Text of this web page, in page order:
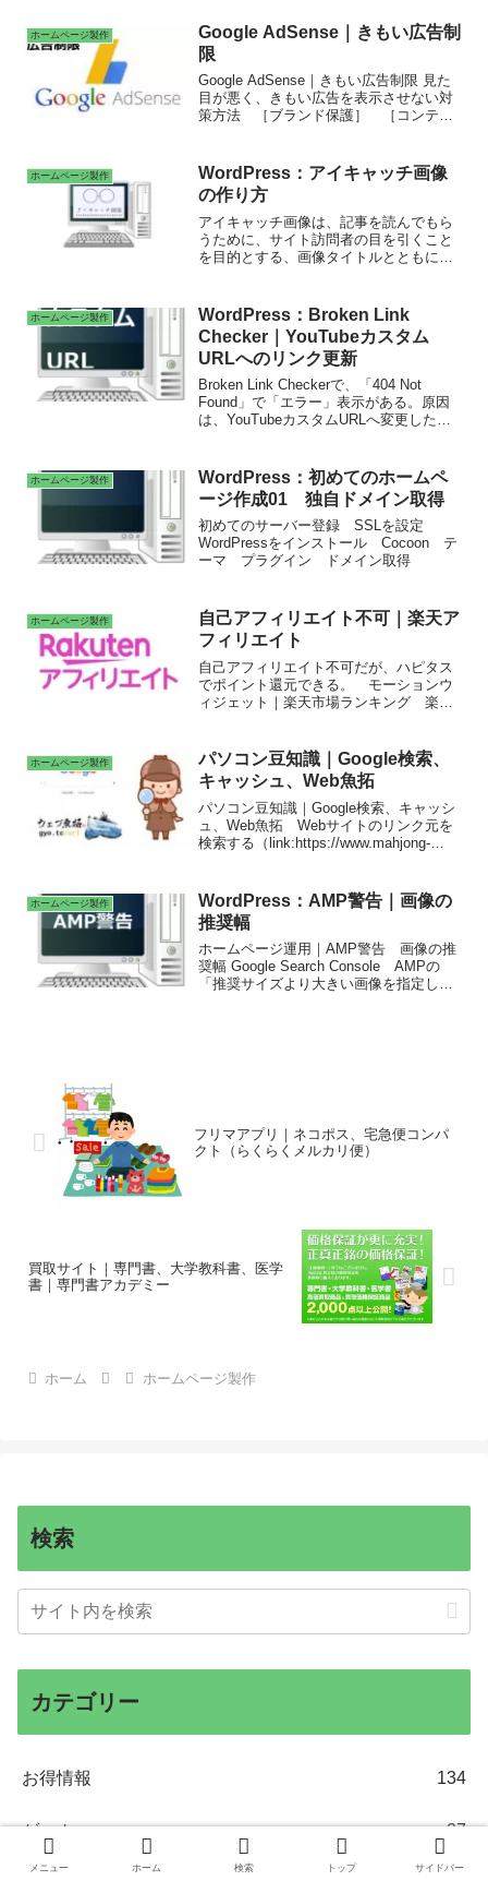
録 キーワードリサーチツール 解析ツ
ール ＩＴ用語辞書
ホームページ製作
Google AdSense｜きもい広告制
限
Google AdSense｜きもい広告制限 見た
目が悪く、きもい広告を表示させない対
策方法 ［ブランド保護］ ［コンテン
［一般カテゴリ］
ホームページ製作
WordPress：アイキャッチ画像
の作り方
アイキャッチ画像は、記事を読んでもら
うために、サイト訪問者の目を引くこと
を目的とする、画像タイトルとともに表
スムーズにクリックを促す。アイキャッ
チ画像の設定 画像のAlt属性を設定 画
像の代替テキスト、タイトル、説明を入
力 画像縮尺の変更
ホームページ製作
WordPress：Broken Link
Checker｜YouTubeカスタム
URLへのリンク更新
Broken Link Checkerで、「404 Not
Found」で「エラー」表示がある。原因
は、YouTubeカスタムURLへ変更したた
成できる機能。Broken Link Checkerで、
YouTubeのリンクのURLを修正
WordPress：Broken Link Checker｜
YouTubeカスタムURLへのリンク更新・
短く覚えやすいURLがあることで、オン
ライン署名の発信力や拡散力が高まる。
ホームページ製作
WordPress：初めてのホームペ
ージ作成01 独自ドメイン取得
初めてのサーバー登録 SSLを設定
WordPressをインストール Cocoon テ
ーマ プラグイン ドメイン取得
ホームページ製作
自己アフィリエイト不可｜楽天ア
フィリエイト
自己アフィリエイト不可だが、ハピタス
でポイント還元できる。 モーションウ
ィジェット｜楽天市場ランキング 楽天
画 季節特集企画 楽天ブックス 楽天
Kobo電子書籍ストア 楽天ビック（ビッ
クカメラ×楽天） 楽天24はお水やトイレ
ットペーパーなどの日用品、化粧品や食
品など生活に必要なあらゆるものがお得
に買える。
ホームページ製作
パソコン豆知識｜Google検索、
キャッシュ、Web魚拓
パソコン豆知識｜Google検索、キャッシ
ュ、Web魚拓 Webサイトのリンク元を
検索する（link:https://www.mahjong-
ホームページ製作
WordPress：AMP警告｜画像の
推奨幅
ホームページ運用｜AMP警告 画像の推
奨幅 Google Search Console AMPの
「推奨サイズより大きい画像を指定して
フリマアプリ｜ネコポス、宅急便コンパ
クト（らくらくメルカリ便）
買取サイト｜専門書、大学教科書、医学
書｜専門書アカデミー
ホーム ホームページ製作
検索
カテゴリー
お得情報 134
ゲーム 27
メニュー ホーム 検索 トップ サイドバー